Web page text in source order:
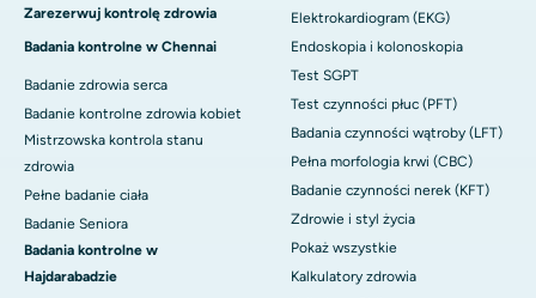
Zarezerwuj kontrolę zdrowia
Badania kontrolne w Chennai
Badanie zdrowia serca
Badanie kontrolne zdrowia kobiet
Mistrzowska kontrola stanu
zdrowia
Pełne badanie ciała
Badanie Seniora
Badania kontrolne w
Hajdarabadzie
Elektrokardiogram (EKG)
Endoskopia i kolonoskopia
Test SGPT
Test czynności płuc (PFT)
Badania czynności wątroby (LFT)
Pełna morfologia krwi (CBC)
Badanie czynności nerek (KFT)
Zdrowie i styl życia
Pokaż wszystkie
Kalkulatory zdrowia